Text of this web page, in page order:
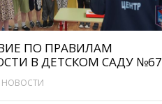
ПО ПРАВИЛАМ
В ДЕТСКОМ САДУ №67
НОВОСТИ